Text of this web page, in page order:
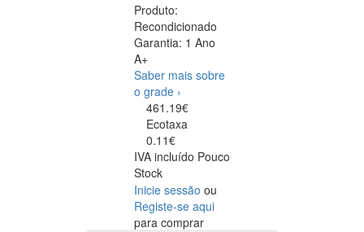
Produto:
Recondicionado
Garantia: 1 Ano
A+
Saber mais sobre
o grade ›
461.19€
Ecotaxa
0.11€
IVA incluído Pouco
Stock
Inicie sessão ou
Registe-se aqui
para comprar